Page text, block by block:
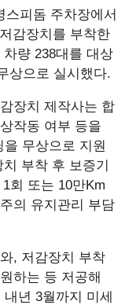
피돔 주차장에서
감장치를 부착한
량 238대를 대상
상으로 실시했다.
장치 제작사는 합
작동 여부 등을
무상으로 지원
부착 후 보증기
회 또는 10만Km
의 유지관리 부담
, 저감장치 부착
하는 등 저공해
년 3월까지 미세